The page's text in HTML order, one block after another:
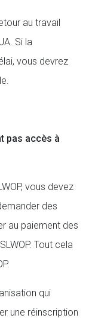
au travail
Si la
vous devrez
pas accès à
vous devez
des
au paiement des
Tout cela
qui
une réinscription